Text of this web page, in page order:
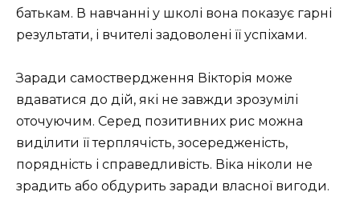
батькам. В навчанні у школі вона показує гарні
результати, і вчителі задоволені її успіхами.
Заради самоствердження Вікторія може
вдаватися до дій, які не завжди зрозумілі
оточуючим. Серед позитивних рис можна
виділити її терплячість, зосередженість,
порядність і справедливість. Віка ніколи не
зрадить або обдурить заради власної вигоди.